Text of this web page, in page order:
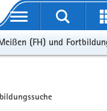
Navigation
(FH) und